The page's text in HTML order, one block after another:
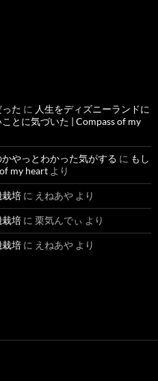
た に 人生をディズニーランドに
とに気づいた | Compass of my
やっとわかった気がする に もし
my heart より
培 に えねあや より
培 に 栗気んでぃ より
培 に えねあや より